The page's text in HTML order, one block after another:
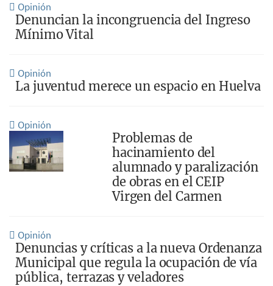
Opinión
Denuncian la incongruencia del Ingreso
Mínimo Vital
Opinión
La juventud merece un espacio en Huelva
Opinión
Problemas de
hacinamiento del
alumnado y paralización
de obras en el CEIP
Virgen del Carmen
Opinión
Denuncias y críticas a la nueva Ordenanza
Municipal que regula la ocupación de vía
pública, terrazas y veladores